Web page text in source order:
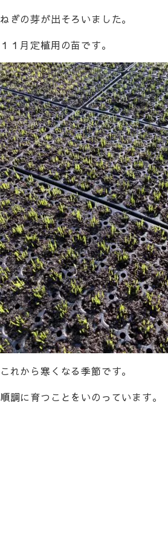
ねぎの芽が出そろいました。
１１月定植用の苗です。
これから寒くなる季節です。
順調に育つことをいのっています。